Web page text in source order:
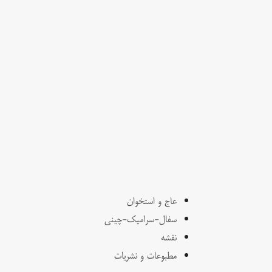
عاج و استخوان
سفال-سرامیک-چینی
نقشه
مطبوعات و نشریات